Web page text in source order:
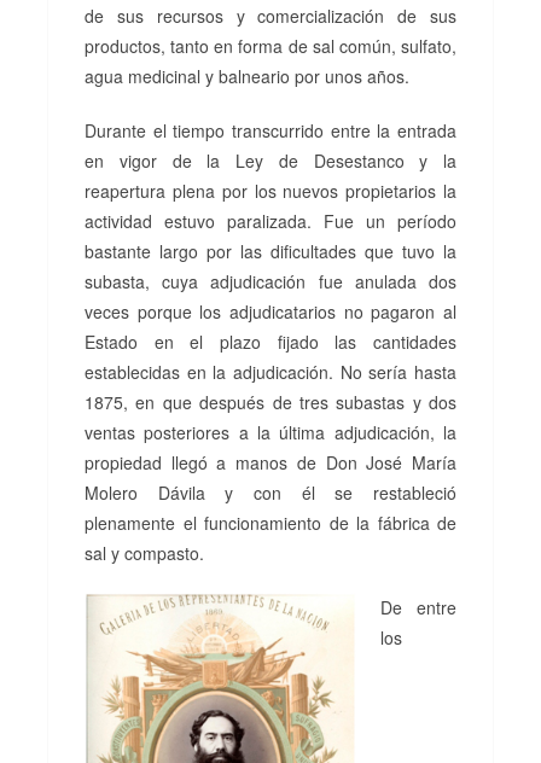
de sus recursos y comercialización de sus
productos, tanto en forma de sal común, sulfato,
agua medicinal y balneario por unos años.
Durante el tiempo transcurrido entre la entrada
en vigor de la Ley de Desestanco y la
reapertura plena por los nuevos propietarios la
actividad estuvo paralizada. Fue un período
bastante largo por las dificultades que tuvo la
subasta, cuya adjudicación fue anulada dos
veces porque los adjudicatarios no pagaron al
Estado en el plazo fijado las cantidades
establecidas en la adjudicación. No sería hasta
1875, en que después de tres subastas y dos
ventas posteriores a la última adjudicación, la
propiedad llegó a manos de Don José María
Molero Dávila y con él se restableció
plenamente el funcionamiento de la fábrica de
sal y compasto.
De entre
los